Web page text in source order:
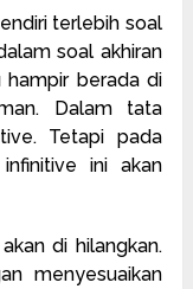
terlebih soal
soal akhiran
hampir berada di
Dalam tata
Tetapi pada
ini akan
di hilangkan.
menyesuaikan